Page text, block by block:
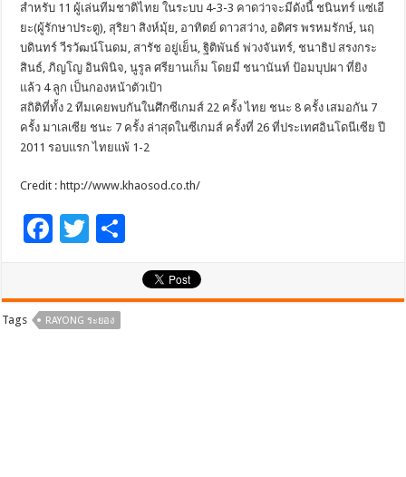
สำหรับ 11 ผู้เล่นทีมชาติไทย ในระบบ 4-3-3 คาดว่าจะมีดังนี้ ชนินทร์ แซ่เอี
ยะ(ผู้รักษาประตู), สุริยา สิงห์มุ้ย, อาทิตย์ ดาวสว่าง, อดิศร พรหมรักษ์, นฤ
บดินทร์ วีรวัฒน์โนดม, สารัช อยู่เย็น, ฐิติพันธ์ พ่วงจันทร์, ชนาธิป สรงกระ
สินธ์, ภิญโญ อินพินิจ, นูรูล ศรียานเก็ม โดยมี ชนานันท์ ป้อมบุปผา ที่ยิง
แล้ว 4 ลูก เป็นกองหน้าตัวเป้า
สถิติที่ทั้ง 2 ทีมเคยพบกันในศึกซีเกมส์ 22 ครั้ง ไทย ชนะ 8 ครั้ง เสมอกัน 7
ครั้ง มาเลเซีย ชนะ 7 ครั้ง ล่าสุดในซีเกมส์ ครั้งที่ 26 ที่ประเทศอินโดนีเซีย ปี
2011 รอบแรก ไทยแพ้ 1-2
Credit : http://www.khaosod.co.th/
F
b
T
er
ar
Tags RAYONG ระยอง